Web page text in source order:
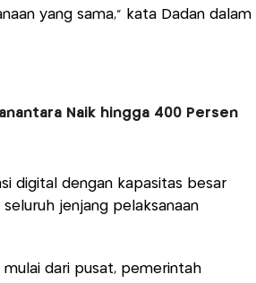
yang sama," kata Dadan dalam
Naik hingga 400 Persen
digital dengan kapasitas besar
jenjang pelaksanaan
dari pusat, pemerintah